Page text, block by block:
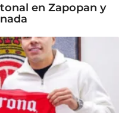
en Zapopan y